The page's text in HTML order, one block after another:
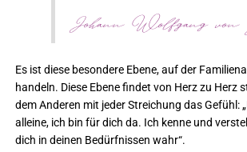
Johann Wolfgang von
Es ist diese besondere Ebene, auf der
handeln. Diese Ebene findet von Herz zu Herz
dem Anderen mit jeder Streichung das Gefühl:
alleine, ich bin für dich da. Ich kenne und
dich in deinen Bedürfnissen wahr“.